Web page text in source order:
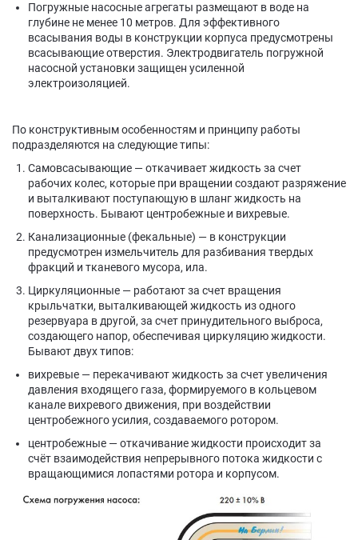
Погружные насосные агрегаты размещают в воде на
глубине не менее 10 метров. Для эффективного
всасывания воды в конструкции корпуса предусмотрены
всасывающие отверстия. Электродвигатель погружной
насосной установки защищен усиленной
электроизоляцией.
По конструктивным особенностям и принципу работы
подразделяются на следующие типы:
Самовсасывающие — откачивает жидкость за счет
рабочих колес, которые при вращении создают разряжение
и выталкивают поступающую в шланг жидкость на
поверхность. Бывают центробежные и вихревые.
Канализационные (фекальные) — в конструкции
предусмотрен измельчитель для разбивания твердых
фракций и тканевого мусора, ила.
Циркуляционные — работают за счет вращения
крыльчатки, выталкивающей жидкость из одного
резервуара в другой, за счет принудительного выброса,
создающего напор, обеспечивая циркуляцию жидкости.
Бывают двух типов:
вихревые — перекачивают жидкость за счет увеличения
давления входящего газа, формируемого в кольцевом
канале вихревого движения, при воздействии
центробежного усилия, создаваемого ротором.
центробежные — откачивание жидкости происходит за
счёт взаимодействия непрерывного потока жидкости с
вращающимися лопастями ротора и корпусом.